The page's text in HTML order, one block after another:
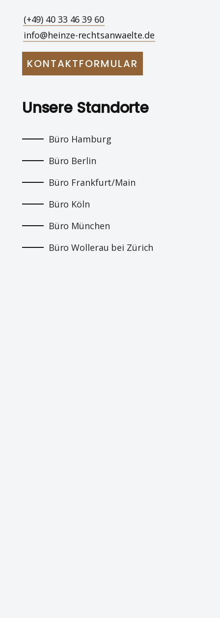
(+49) 40 33 46 39 60
info@heinze-rechtsanwaelte.de
KONTAKTFORMULAR
Unsere Standorte
Büro Hamburg
Büro Berlin
Büro Frankfurt/Main
Büro Köln
Büro München
Büro Wollerau bei Zürich